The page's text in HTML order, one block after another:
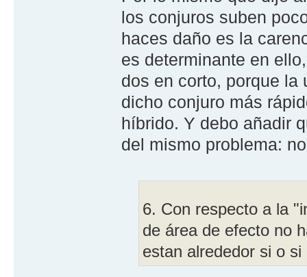
los conjuros suben
haces daño es la
es determinante en
dos en corto, porque la
dicho conjuro más
híbrido. Y debo añadir
del mismo problema:
6. Con respecto a la
de área de efecto no
estan alrededor si o si